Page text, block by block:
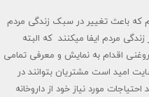
در بین مردم که باعث تغییر در سبک زندگی مردم
مردم ایفا میکنند که البته
اقدام به نمایش و معرفی تمامی
امید است مشتریان بتوانند در
مورد نیاز خود از داروخانه